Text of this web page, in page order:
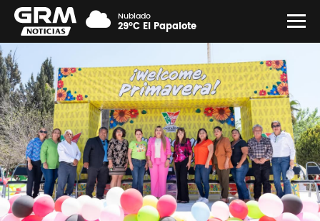
Nublado
29°C El Papalote